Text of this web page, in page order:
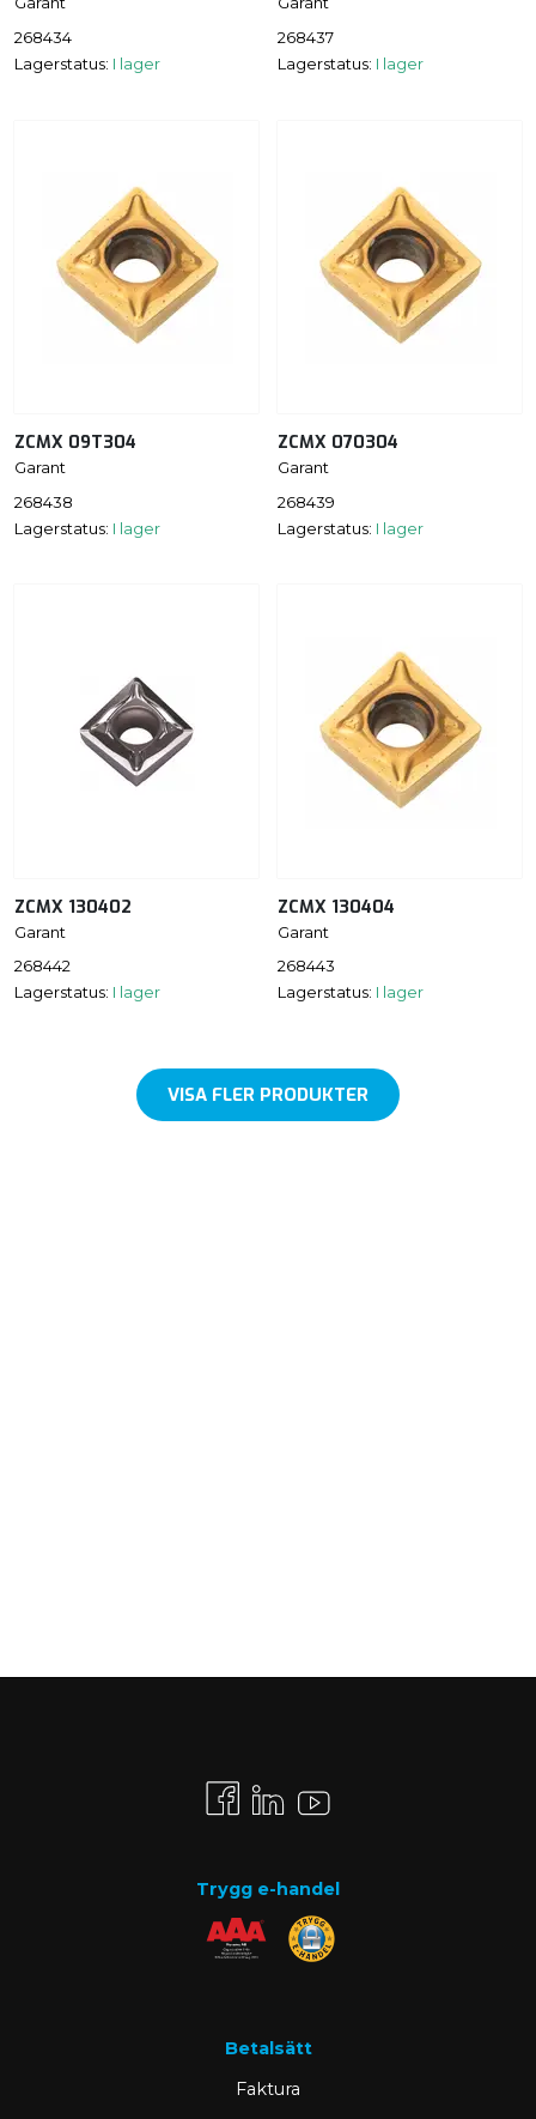
268434
Lagerstatus: I lager
268437
Lagerstatus: I lager
ZCMX 09T304
Garant
268438
Lagerstatus: I lager
ZCMX 070304
Garant
268439
Lagerstatus: I lager
ZCMX 130402
Garant
268442
Lagerstatus: I lager
ZCMX 130404
Garant
268443
Lagerstatus: I lager
VISA FLER PRODUKTER
Trygg e-handel
Betalsätt
Faktura